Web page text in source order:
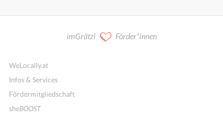
imGrätzl Förder*innen
WeLocally.at
Infos & Services
Fördermitgliedschaft
sheBOOST